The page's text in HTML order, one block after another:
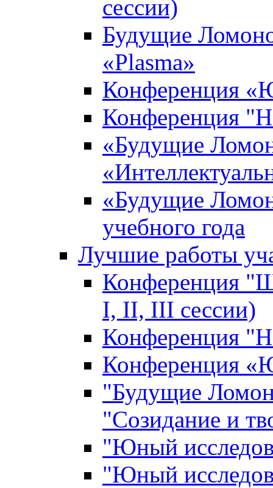
сессии)
Будущие
«Plasma»
Конференция
Конференция
«Будущие
«Будущие
учебного года
Лучшие работы
Конференция
I, II, III сессии)
Конференция
Конференция
"Будущие
"Созидание и
"Юный
"Юный